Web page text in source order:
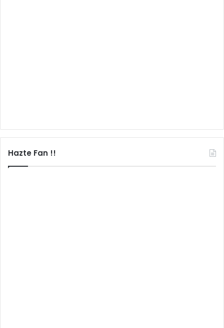
Hazte Fan !!